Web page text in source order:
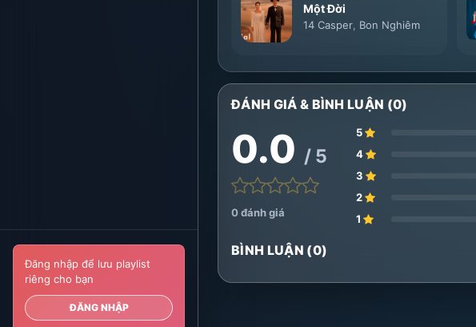
Đăng nhập để lưu playlist
riêng cho bạn
ĐĂNG NHẬP
Một Đời
14 Casper Bon Nghiêm
ĐÁNH GIÁ & BÌNH LUẬN (0)
0.0 / 5
0 đánh giá
5
4
3
2
1
BÌNH LUẬN (0)